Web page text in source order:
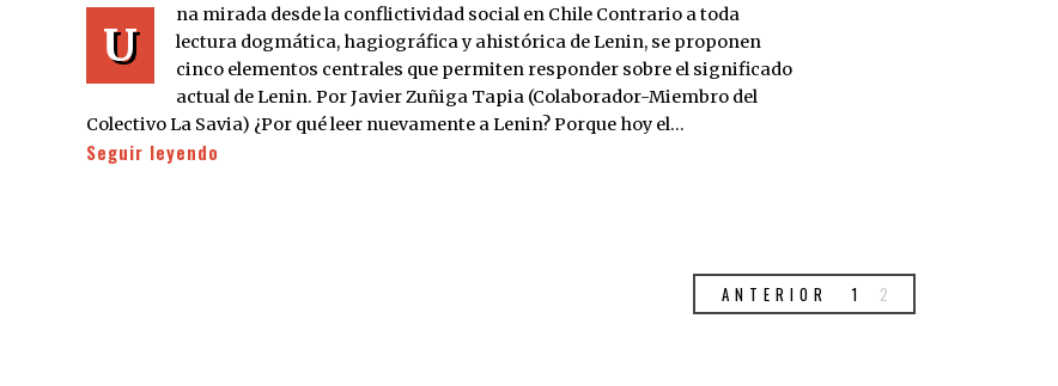
U
na mirada desde la conflictividad social en Chile Contrario a toda
lectura dogmática, hagiográfica y ahistórica de Lenin, se proponen
cinco elementos centrales que permiten responder sobre el significado
actual de Lenin. Por Javier Zuñiga Tapia (Colaborador-Miembro del
Colectivo La Savia) ¿Por qué leer nuevamente a Lenin? Porque hoy el…
Seguir leyendo
ANTERIOR 1 2